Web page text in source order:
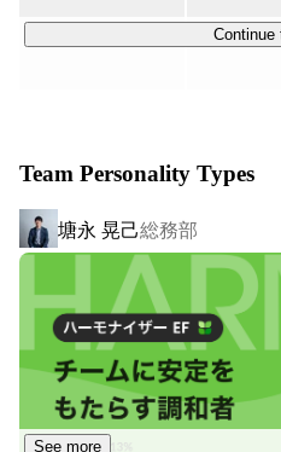
600以上の新しい時代を創る
■ 自社プロダクト事例
・ウェブブラウザ「Sleipnir」
inc.com/jp/sleipnir/
・ヘッドレスCMS「NILTO」
・Apex Legends ™ でのコミュ
「WINNITY」https://
・iPadのための絵コンテ制
https://www.fenrir-inc.com/jp/
Continue
Team Personality Types
塘永 晃己総務部
See more